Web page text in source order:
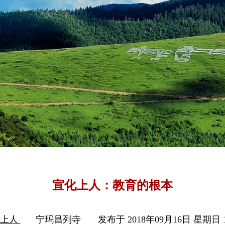
宣化上人：教育的根本
人 宁玛昌列寺 发布于 2018年09月16日 星期日